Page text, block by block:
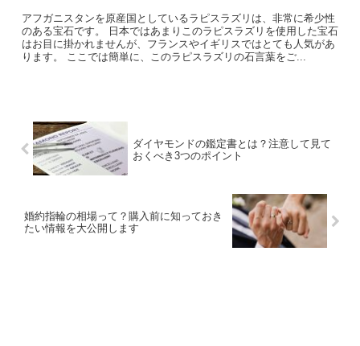
アフガニスタンを原産国としているラピスラズリは、非常に希少性
のある宝石です。 日本ではあまりこのラピスラズリを使用した宝石
はお目に掛かれませんが、フランスやイギリスではとても人気があ
ります。 ここでは簡単に、このラピスラズリの石言葉をご...
ダイヤモンドの鑑定書とは？注意して見て
おくべき3つのポイント
婚約指輪の相場って？購入前に知っておき
たい情報を大公開します